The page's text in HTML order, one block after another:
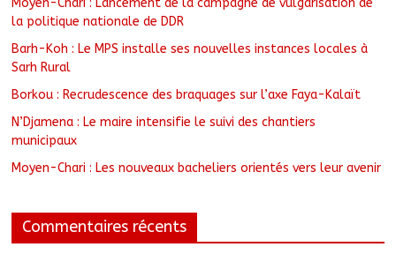
Moyen-Chari : Lancement de la campagne de vulgarisation de
la politique nationale de DDR
Barh-Koh : Le MPS installe ses nouvelles instances locales à
Sarh Rural
Borkou : Recrudescence des braquages sur l’axe Faya-Kalaït
N’Djamena : Le maire intensifie le suivi des chantiers
municipaux
Moyen-Chari : Les nouveaux bacheliers orientés vers leur avenir
Commentaires récents